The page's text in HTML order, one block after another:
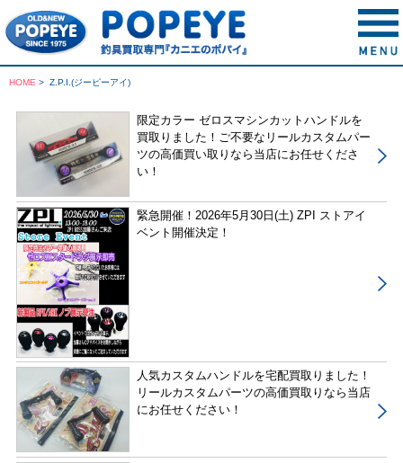
HOME > Z.P.I.(ジーピーアイ)
限定カラー ゼロスマシンカットハンドルを
買取りました！ご不要なリールカスタムパー
ツの高価買い取りなら当店にお任せくださ
い！
緊急開催！2026年5月30日(土) ZPI ストアイ
ベント開催決定！
人気カスタムハンドルを宅配買取りました！
リールカスタムパーツの高価買取りなら当店
にお任せください！